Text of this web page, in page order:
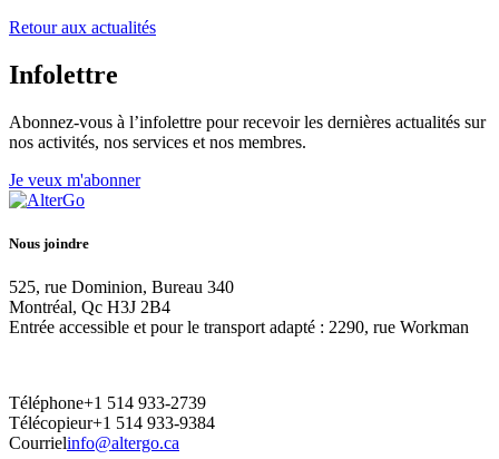
Retour aux actualités
Infolettre
Abonnez-vous à l’infolettre pour recevoir les dernières actualités sur
nos activités, nos services et nos membres.
Je veux m'abonner
Nous joindre
525, rue Dominion, Bureau 340
Montréal, Qc H3J 2B4
Entrée accessible et pour le transport adapté : 2290, rue Workman
Téléphone+1 514 933-2739
Télécopieur+1 514 933-9384
Courrielinfo@altergo.ca